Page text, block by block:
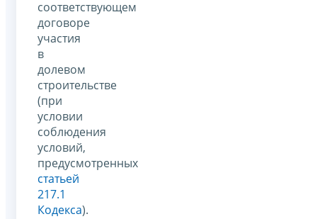
соответствующем
договоре
участия
в
долевом
строительстве
(при
условии
соблюдения
условий,
предусмотренных
статьей
217.1
Кодекса).